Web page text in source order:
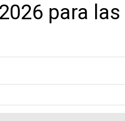
para